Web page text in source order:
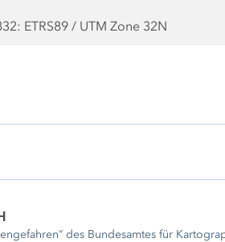
ETRS89 / UTM Zone 32N
des Bundesamtes für